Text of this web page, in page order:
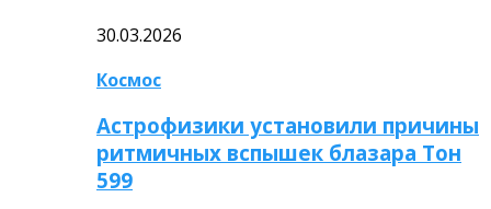
30.03.2026
Космос
Астрофизики установили причины
ритмичных вспышек блазара Тон
599